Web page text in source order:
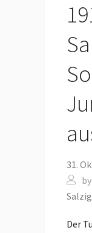
31.
by
Salzig
Der